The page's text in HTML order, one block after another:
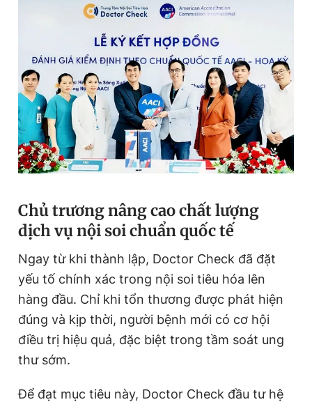
Tổng biên tập: Nguyễn Ngọc Toàn
Phó tổng biên tập thường trực: Hải Thành
Phó tổng biên tập: Lâm Hiếu Dũng
Phó tổng biên tập: Trần Việt Hưng
Tổng thư ký tòa soạn: Đức Trung
Giấy phép xuất bản số 110/GP - BTTTT cấp ngày 24.3.2020
© 2003-2026 Bản quyền thuộc về Báo Thanh Niên. Cấm sao
chép dưới mọi hình thức nếu không có sự chấp thuận bằng văn
bản. Phát triển bởi ePi Technologies, JSC.
Chủ trương nâng cao chất lượng
dịch vụ nội soi chuẩn quốc tế
Ngay từ khi thành lập, Doctor Check đã đặt
yếu tố chính xác trong nội soi tiêu hóa lên
hàng đầu. Chỉ khi tổn thương được phát hiện
đúng và kịp thời, người bệnh mới có cơ hội
điều trị hiệu quả, đặc biệt trong tầm soát ung
thư sớm.
Để đạt mục tiêu này, Doctor Check đầu tư hệ